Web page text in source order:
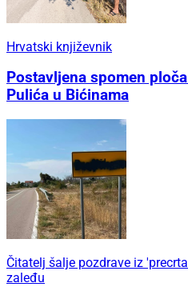
Hrvatski književnik
Postavljena spomen
Pulića u Bićinama
Čitatelj šalje pozdrave iz
zaleđu